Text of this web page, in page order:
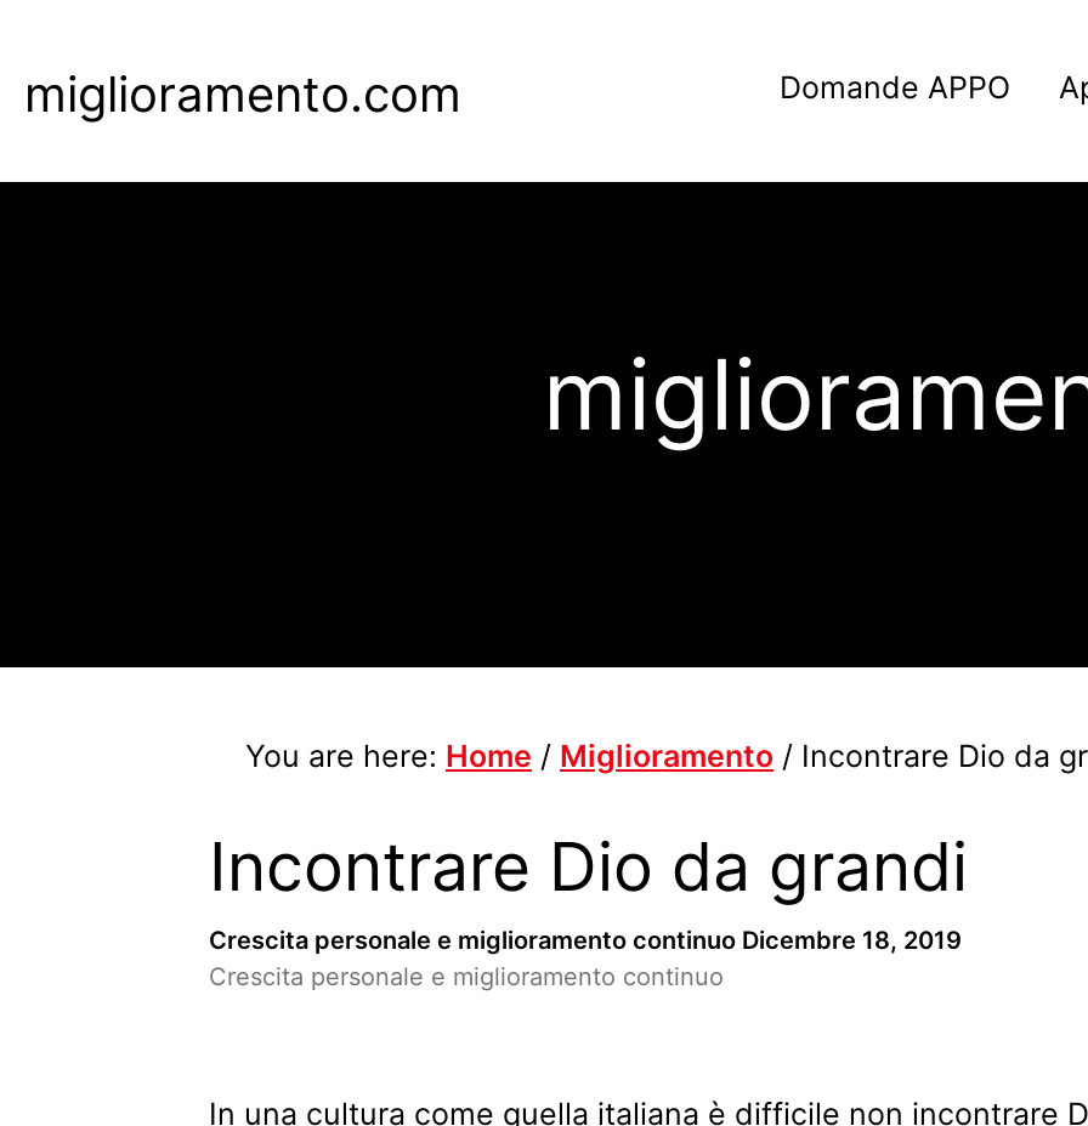
main
miglioramento.com Domande APPO
You are here: Home / Miglioramento / Incontrare Dio da
Incontrare Dio da grandi
Crescita personale e miglioramento continuo Dicembre 18, 2019
Crescita personale e miglioramento continuo
In una cultura come quella italiana è difficile non incontrare